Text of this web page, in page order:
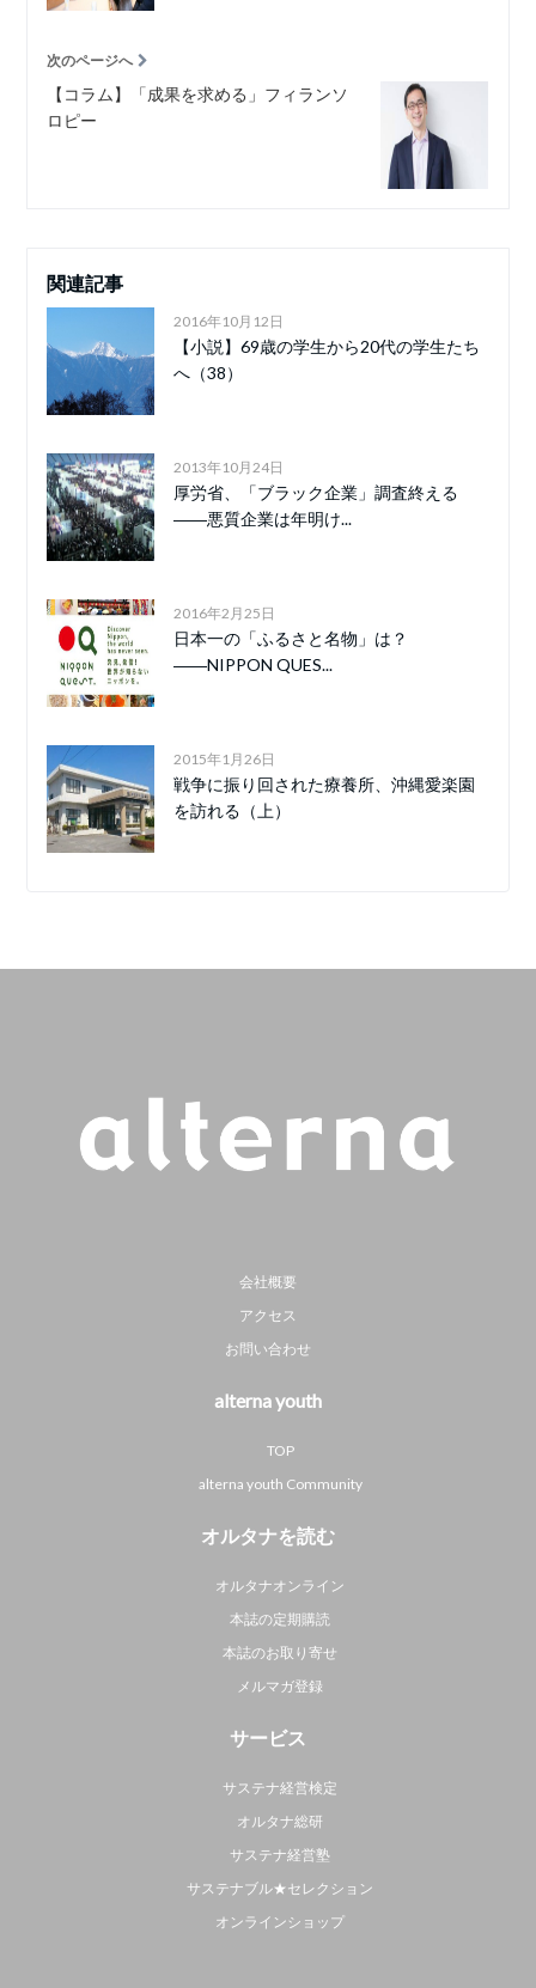
次のページへ
【コラム】「成果を求める」フィランソ
ロピー
関連記事
2016年10月12日
【小説】69歳の学生から20代の学生たち
へ（38）
2013年10月24日
厚労省、「ブラック企業」調査終える
――悪質企業は年明け...
2016年2月25日
日本一の「ふるさと名物」は？
――NIPPON QUES...
2015年1月26日
戦争に振り回された療養所、沖縄愛楽園
を訪れる（上）
会社概要
アクセス
お問い合わせ
alterna youth
TOP
alterna youth Community
オルタナを読む
オルタナオンライン
本誌の定期購読
本誌のお取り寄せ
メルマガ登録
サービス
サステナ経営検定
オルタナ総研
サステナ経営塾
サステナブル★セレクション
オンラインショップ